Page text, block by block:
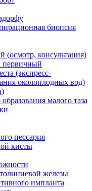
биопсия
(осмотр, консультация)
первичный
(экспресс-
околоплодных вод)
малого таза
пессария
кисты
железы
импланта